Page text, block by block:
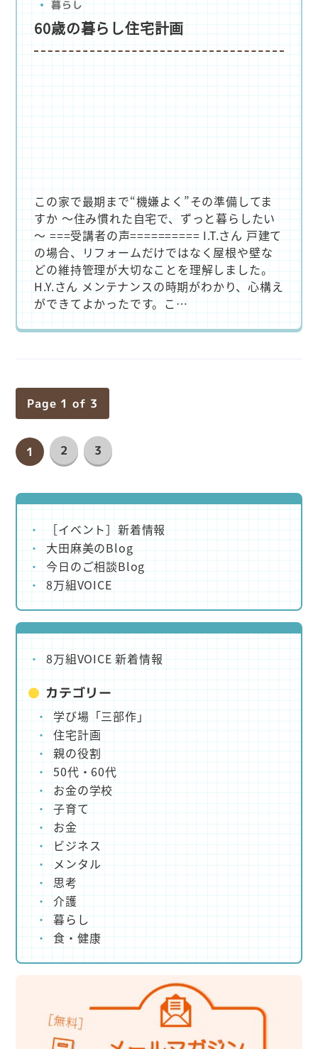
暮らし
60歳の暮らし住宅計画
この家で最期まで“機嫌よく”その準備してま
すか ～住み慣れた自宅で、ずっと暮らしたい
～ ===受講者の声========== I.T.さん 戸建て
の場合、リフォームだけではなく屋根や壁な
どの維持管理が大切なことを理解しました。
H.Y.さん メンテナンスの時期がわかり、心構え
ができてよかったです。こ…
Page 1 of 3
1 2 3
［イベント］新着情報
大田麻美のBlog
今日のご相談Blog
8万組VOICE
8万組VOICE 新着情報
カテゴリー
学び場「三部作」
住宅計画
親の役割
50代・60代
お金の学校
子育て
お金
ビジネス
メンタル
思考
介護
暮らし
食・健康